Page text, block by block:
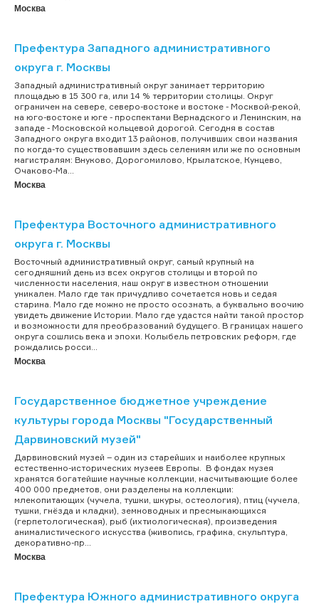
Москва
Префектура Западного административного
округа г. Москвы
Западный административный округ занимает территорию
площадью в 15 300 га, или 14 % территории столицы. Округ
ограничен на севере, северо-востоке и востоке - Москвой-рекой,
на юго-востоке и юге - проспектами Вернадского и Ленинским, на
западе - Московской кольцевой дорогой. Сегодня в состав
Западного округа входит 13 районов, получивших свои названия
по когда-то существовавшим здесь селениям или же по основным
магистралям: Внуково, Дорогомилово, Крылатское, Кунцево,
Очаково-Ма...
Москва
Префектура Восточного административного
округа г. Москвы
Восточный административный округ, самый крупный на
сегодняшний день из всех округов столицы и второй по
численности населения, наш округ в известном отношении
уникален. Мало где так причудливо сочетается новь и седая
старина. Мало где можно не просто осознать, а буквально воочию
увидеть движение Истории. Мало где удастся найти такой простор
и возможности для преобразований будущего. В границах нашего
округа сошлись века и эпохи. Колыбель петровских реформ, где
рождались росси...
Москва
Государственное бюджетное учреждение
культуры города Москвы "Государственный
Дарвиновский музей"
Дарвиновский музей – один из старейших и наиболее крупных
естественно-исторических музеев Европы. В фондах музея
хранятся богатейшие научные коллекции, насчитывающие более
400 000 предметов, они разделены на коллекции:
млекопитающих (чучела, тушки, шкуры, остеология), птиц (чучела,
тушки, гнёзда и кладки), земноводных и пресмыкающихся
(герпетологическая), рыб (ихтиологическая), произведения
анималистического искусства (живопись, графика, скульптура,
декоративно-пр...
Москва
Префектура Южного административного округа